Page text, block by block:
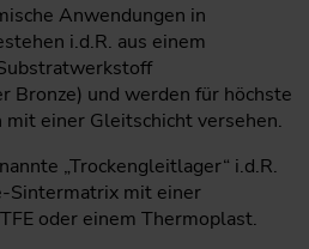
Anwendungen in
i.d.R. aus einem
Bronze) und werden für höchste
einer Gleitschicht versehen.
„Trockengleitlager“ i.d.R.
Sintermatrix mit einer
oder einem Thermoplast.